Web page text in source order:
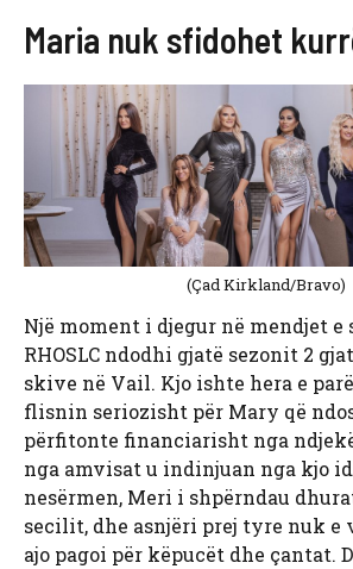
Maria nuk sfidohet
(Çad Kirkland/Bravo)
Një moment i djegur në mendjet e
RHOSLC ndodhi gjatë sezonit 2
skive në Vail. Kjo ishte hera e
flisnin seriozisht për Mary që
përfitonte financiarisht nga
nga amvisat u indinjuan nga kjo
nesërmen, Meri i shpërndau
secilit, dhe asnjëri prej tyre nuk e
ajo pagoi për këpucët dhe çantat.